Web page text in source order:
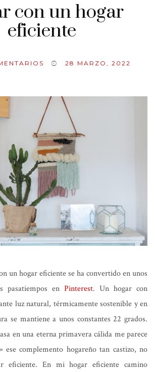
con un hogar
eficiente
28 MARZO, 2022
un hogar eficiente se ha convertido en unos
pasatiempos en Pinterest. Un hogar con
luz natural, térmicamente sostenible y en
se mantiene a unos constantes 22 grados.
en una eterna primavera cálida me parece
ese complemento hogareño tan castizo, no
eficiente. En mi hogar eficiente camino